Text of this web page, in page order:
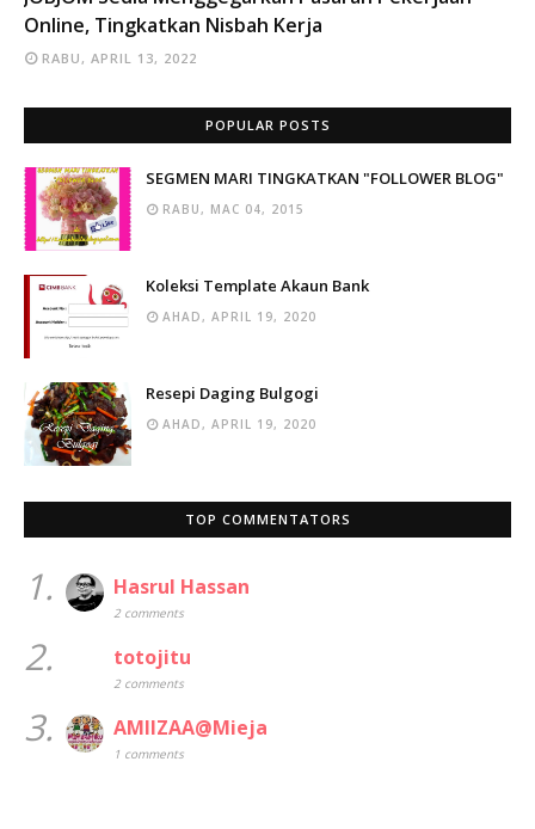
Online, Tingkatkan Nisbah Kerja
RABU, APRIL 13, 2022
POPULAR POSTS
SEGMEN MARI TINGKATKAN "FOLLOWER BLOG"
RABU, MAC 04, 2015
Koleksi Template Akaun Bank
AHAD, APRIL 19, 2020
Resepi Daging Bulgogi
AHAD, APRIL 19, 2020
TOP COMMENTATORS
1. Hasrul Hassan
2 comments
2. totojitu
2 comments
3. AMIIZAA@Mieja
1 comments